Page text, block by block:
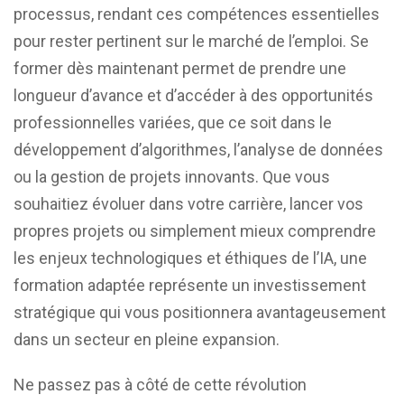
processus, rendant ces compétences essentielles
pour rester pertinent sur le marché de l’emploi. Se
former dès maintenant permet de prendre une
longueur d’avance et d’accéder à des opportunités
professionnelles variées, que ce soit dans le
développement d’algorithmes, l’analyse de données
ou la gestion de projets innovants. Que vous
souhaitiez évoluer dans votre carrière, lancer vos
propres projets ou simplement mieux comprendre
les enjeux technologiques et éthiques de l’IA, une
formation adaptée représente un investissement
stratégique qui vous positionnera avantageusement
dans un secteur en pleine expansion.
Ne passez pas à côté de cette révolution